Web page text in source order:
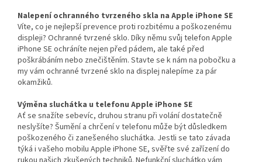
Nalepení ochranného tvrzeného skla na Apple iPhone SE
Víte, co je nejlepší prevence proti rozbitému a poškozenému
displeji? Ochranné tvrzené sklo. Díky němu svůj telefon Apple
iPhone SE ochráníte nejen před pádem, ale také před
poškrábáním nebo znečištěním. Stavte se k nám na pobočku a
my vám ochranné tvrzené sklo na displej nalepíme za pár
okamžiků.
Výměna sluchátka u telefonu Apple iPhone SE
Ať se snažíte sebevíc, druhou stranu při volání dostatečně
neslyšíte? Šumění a chrčení v telefonu může být důsledkem
poškozeného či zanešeného sluchátka. Jestli se tato závada
týká i vašeho mobilu Apple iPhone SE, svěřte své zařízení do